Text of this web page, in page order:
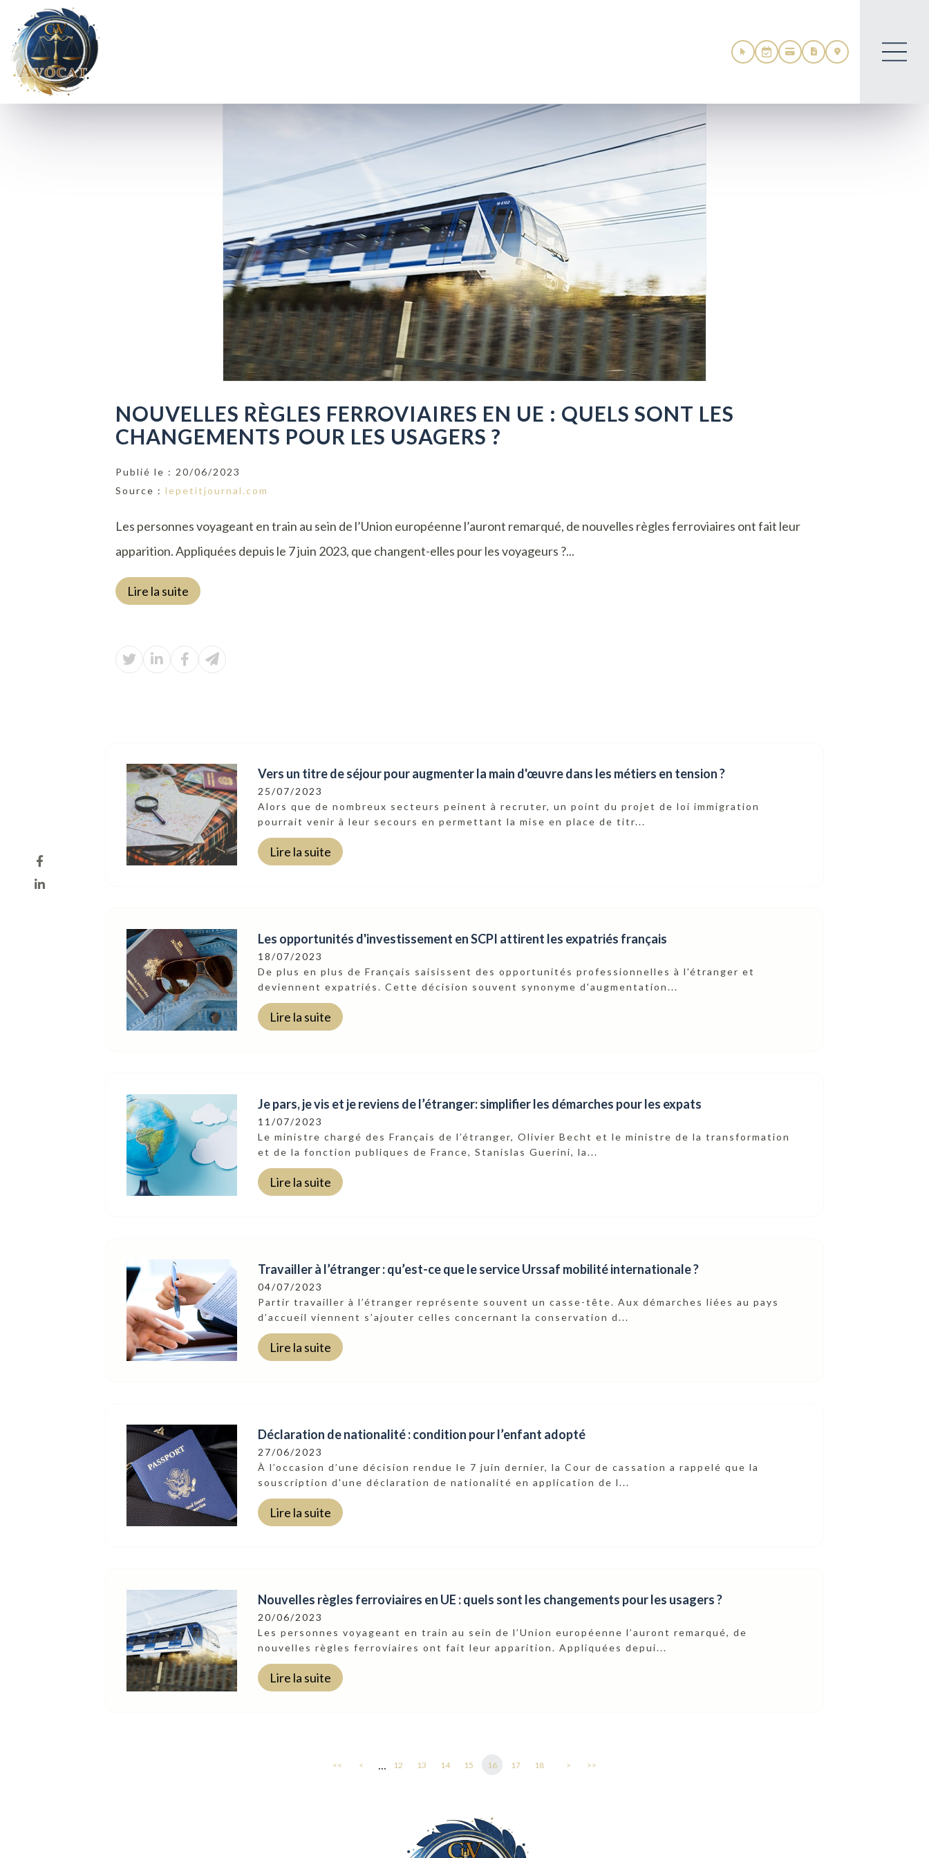
NOUVELLES RÈGLES FERROVIAIRES EN UE : QUELS SONT LES
CHANGEMENTS POUR LES USAGERS ?
Publié le : 20/06/2023
Source : lepetitjournal.com
Les personnes voyageant en train au sein de l’Union européenne l’auront remarqué, de nouvelles règles ferroviaires ont fait leur
apparition. Appliquées depuis le 7 juin 2023, que changent-elles pour les voyageurs ?...
Lire la suite
Vers un titre de séjour pour augmenter la main d'œuvre dans les métiers en tension ?
25/07/2023
Alors que de nombreux secteurs peinent à recruter, un point du projet de loi immigration
pourrait venir à leur secours en permettant la mise en place de titr...
Lire la suite
Les opportunités d'investissement en SCPI attirent les expatriés français
18/07/2023
De plus en plus de Français saisissent des opportunités professionnelles à l'étranger et
deviennent expatriés. Cette décision souvent synonyme d'augmentation...
Lire la suite
Je pars, je vis et je reviens de l’étranger: simplifier les démarches pour les expats
11/07/2023
Le ministre chargé des Français de l’étranger, Olivier Becht et le ministre de la transformation
et de la fonction publiques de France, Stanislas Guerini, la...
Lire la suite
Travailler à l’étranger : qu’est-ce que le service Urssaf mobilité internationale ?
04/07/2023
Partir travailler à l’étranger représente souvent un casse-tête. Aux démarches liées au pays
d’accueil viennent s’ajouter celles concernant la conservation d...
Lire la suite
Déclaration de nationalité : condition pour l’enfant adopté
27/06/2023
À l’occasion d’une décision rendue le 7 juin dernier, la Cour de cassation a rappelé que la
souscription d'une déclaration de nationalité en application de l...
Lire la suite
Nouvelles règles ferroviaires en UE : quels sont les changements pour les usagers ?
20/06/2023
Les personnes voyageant en train au sein de l’Union européenne l’auront remarqué, de
nouvelles règles ferroviaires ont fait leur apparition. Appliquées depui...
Lire la suite
<< < ... 12 13 14 15 16 17 18 > >>